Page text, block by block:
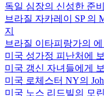
독일 심장의 신성한 준
브라질 자카레이 SP 의
지
브라질 이타피랑가의 에
미국 성가정 피난처에
미국 갱신 자녀들에게
미국 로체스터 NY의
미국 노스 리드빌의 모